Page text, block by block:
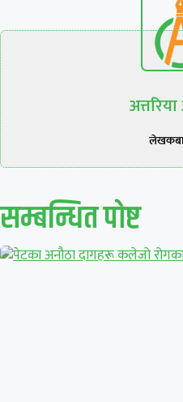
सम्बन्धित पाेष्ट